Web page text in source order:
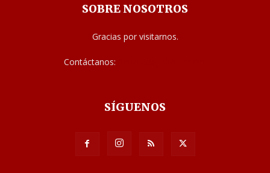
SOBRE NOSOTROS
Gracias por visitarnos.
Contáctanos:
SÍGUENOS